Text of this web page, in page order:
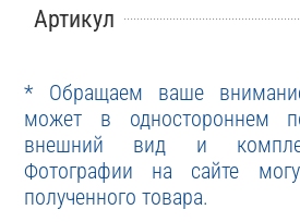
Артикул
* Обращаем ваше
может в одностороннем
внешний вид и
Фотографии на сайте
полученного товара.